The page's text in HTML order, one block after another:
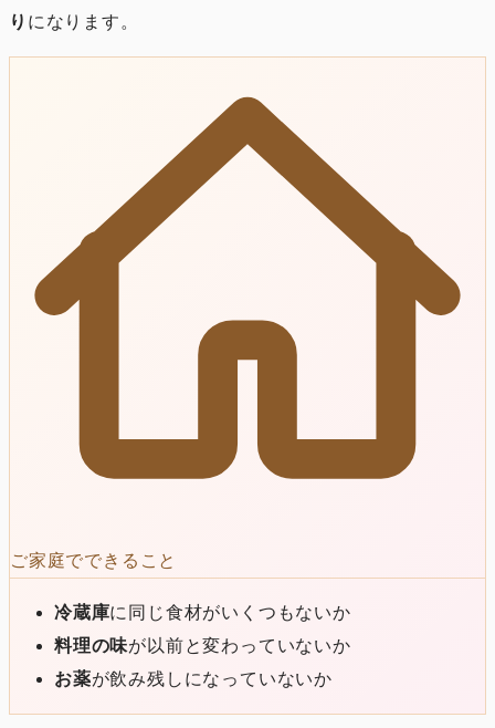
り になります。
ご家庭でできること
冷蔵庫に同じ食材がいくつもないか
料理の味が以前と変わっていないか
お薬が飲み残しになっていないか